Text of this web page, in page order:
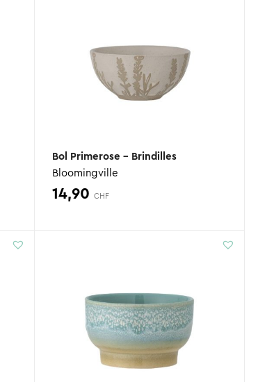
Bol Primerose – Brindilles
Bloomingville
14,90CHF